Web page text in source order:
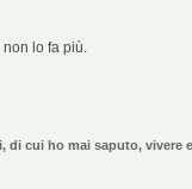
lo fa più.
cui ho mai saputo,